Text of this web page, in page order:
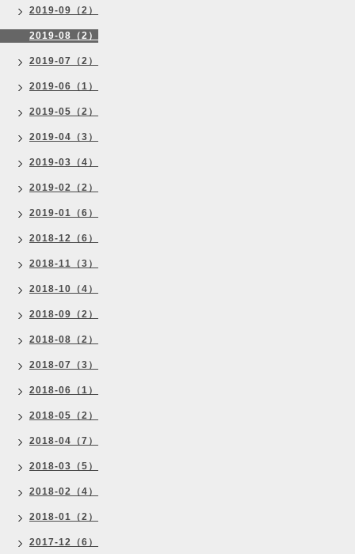
2019-09（2）
2019-08（2）
2019-07（2）
2019-06（1）
2019-05（2）
2019-04（3）
2019-03（4）
2019-02（2）
2019-01（6）
2018-12（6）
2018-11（3）
2018-10（4）
2018-09（2）
2018-08（2）
2018-07（3）
2018-06（1）
2018-05（2）
2018-04（7）
2018-03（5）
2018-02（4）
2018-01（2）
2017-12（6）